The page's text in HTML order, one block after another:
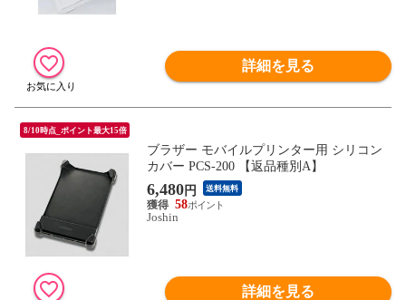
詳細を見る
8/10時点_ポイント最大15倍
ブラザー モバイルプリンター用 シリコン
カバー PCS-200 【返品種別A】
6,480円 送料無料
58
Joshin
詳細を見る